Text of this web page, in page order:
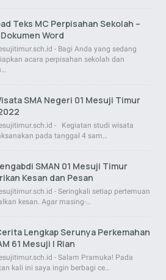
Teks MC Perpisahan Sekolah –
Word
- Bagi Anda yang sedang
acara perpisahan sekolah dan
SMA Negeri 01 Mesuji Timur
- Kegiatan studi wisata
pada tanggal 4 sam…
SMAN 01 Mesuji Timur
Kesan dan Pesan
- Seringkali setiap pertemuan
kesan. Agar masing-…
Lengkap Serunya Perkemahan
61 Mesuji | Rian
- Salam Pramuka! Pada
kali ini saya ingin berbagi ce…